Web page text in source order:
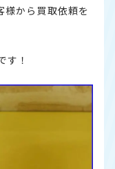
様から買取依頼を
！